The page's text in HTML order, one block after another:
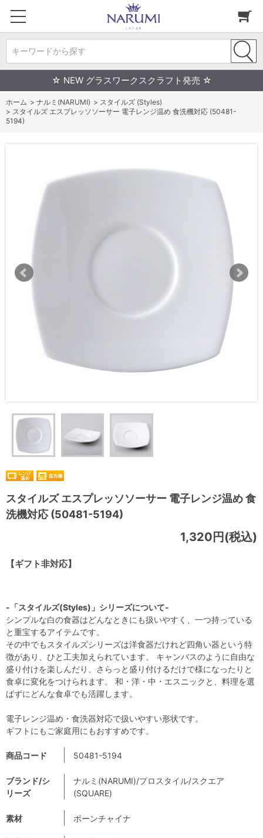
キーワードから探す
☆ NEW グラスワークスクラフト発売 ☆
ホーム > ナルミ(NARUMI) > スタイルズ (Styles)
> スタイルズ エスプレッソソーサー 電子レンジ温め 食洗機対応 (50481-
5194)
スタイルズ エスプレッソソーサー 電子レンジ温め 食
洗機対応 (50481-5194)
【ギフト非対応】
1,320円(税込)
商品コード 50481-5194
ブランド/シ
リーズ
ナルミ(NARUMI)/プロスタイル/スクエア
(SQUARE)
素材 ボーンチャイナ
-「スタイルズ(Styles)」シリーズについて-
シンプルな白の食器はどんなときにも扱いやすく、一つ持っている
と重宝するアイテムです。
その中でもスタイルズシリーズは洋食器だけれど四角い器という特
徴があり、ひと工夫加えられています。 キャンバスのように自由な
盛り付けを楽しんだり、さらっと盛り付けるだけで様になったりと
食卓に変化をつけられます。 和・洋・中・エスニックと、料理を選
ばずにどんな食卓でも活躍します。
電子レンジ温め・食洗器対応で扱いやすい形状です。
ギフトにもご家庭用にもおすすめです。